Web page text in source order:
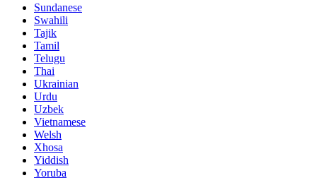
Sundanese
Swahili
Tajik
Tamil
Telugu
Thai
Ukrainian
Urdu
Uzbek
Vietnamese
Welsh
Xhosa
Yiddish
Yoruba